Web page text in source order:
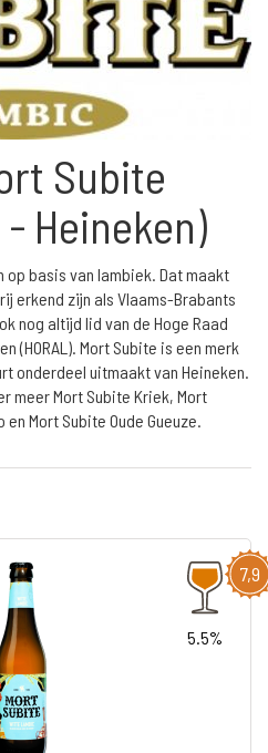
Subite
Heineken)
basis van lambiek. Dat maakt
erkend zijn als Vlaams-Brabants
nog altijd lid van de Hoge Raad
(HORAL). Mort Subite is een merk
onderdeel uitmaakt van Heineken.
meer Mort Subite Kriek, Mort
Mort Subite Oude Gueuze.
7,9
5.5%